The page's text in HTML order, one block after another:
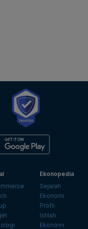
Ekonopedia
Sejarah
Ekonomi
Profil
Istilah
Ekonomi